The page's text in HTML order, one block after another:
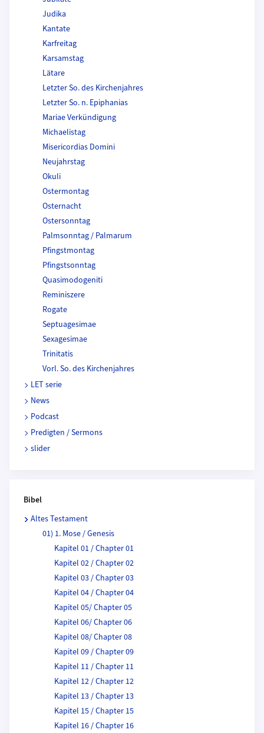
Judika
Kantate
Karfreitag
Karsamstag
Lätare
Letzter So. des Kirchenjahres
Letzter So. n. Epiphanias
Mariae Verkündigung
Michaelistag
Misericordias Domini
Neujahrstag
Okuli
Ostermontag
Osternacht
Ostersonntag
Palmsonntag / Palmarum
Pfingstmontag
Pfingstsonntag
Quasimodogeniti
Reminiszere
Rogate
Septuagesimae
Sexagesimae
Trinitatis
Vorl. So. des Kirchenjahres
LET serie
News
Podcast
Predigten / Sermons
slider
Bibel
Altes Testament
01) 1. Mose / Genesis
Kapitel 01 / Chapter 01
Kapitel 02 / Chapter 02
Kapitel 03 / Chapter 03
Kapitel 04 / Chapter 04
Kapitel 05/ Chapter 05
Kapitel 06/ Chapter 06
Kapitel 08/ Chapter 08
Kapitel 09 / Chapter 09
Kapitel 11 / Chapter 11
Kapitel 12 / Chapter 12
Kapitel 13 / Chapter 13
Kapitel 15 / Chapter 15
Kapitel 16 / Chapter 16